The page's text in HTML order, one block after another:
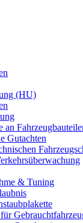
(HU)
an
Gutachten
& Tuning